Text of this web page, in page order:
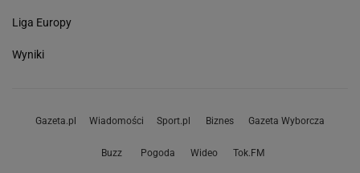
Liga Europy
Wyniki
Gazeta.pl Wiadomości Sport.pl Biznes Gazeta Wyborcza
Buzz Pogoda Wideo Tok.FM